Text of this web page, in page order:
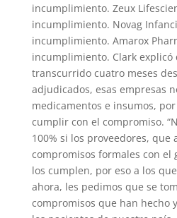
incumplimiento. Zeux
incumplimiento. Novag
incumplimiento. Amarox
incumplimiento. Clark
transcurrido cuatro meses
adjudicados, esas empresas
medicamentos e insumos,
cumplir con el compromiso.
100% si los proveedores, que
compromisos formales con el
los cumplen, por eso a los
ahora, les pedimos que se
compromisos que han hecho